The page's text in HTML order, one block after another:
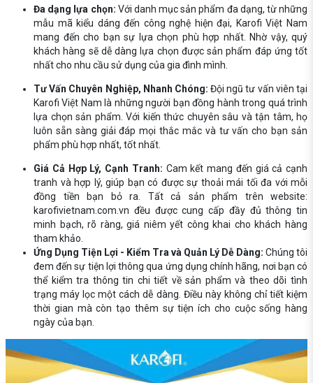
Đa dạng lựa chọn: Với danh mục sản phẩm đa dạng, từ những
mẫu mã kiểu dáng đến công nghệ hiện đại, Karofi Việt Nam
mang đến cho bạn sự lựa chọn phù hợp nhất. Nhờ vậy, quý
khách hàng sẽ dễ dàng lựa chọn được sản phẩm đáp ứng tốt
nhất cho nhu cầu sử dụng của gia đình mình.
Tư Vấn Chuyên Nghiệp, Nhanh Chóng: Đội ngũ tư vấn viên tại
Karofi Việt Nam là những người bạn đồng hành trong quá trình
lựa chọn sản phẩm. Với kiến thức chuyên sâu và tận tâm, họ
luôn sẵn sàng giải đáp mọi thắc mắc và tư vấn cho bạn sản
phẩm phù hợp nhất, tốt nhất.
Giá Cả Hợp Lý, Cạnh Tranh: Cam kết mang đến giá cả cạnh
tranh và hợp lý, giúp bạn có được sự thoải mái tối đa với mỗi
đồng tiền bạn bỏ ra. Tất cả sản phẩm trên website:
karofivietnam.com.vn đều được cung cấp đầy đủ thông tin
minh bạch, rõ ràng, giá niêm yết công khai cho khách hàng
tham khảo.
Ứng Dụng Tiện Lợi - Kiểm Tra và Quản Lý Dễ Dàng: Chúng tôi
đem đến sự tiện lợi thông qua ứng dụng chính hãng, nơi bạn có
thể kiểm tra thông tin chi tiết về sản phẩm và theo dõi tình
trạng máy lọc một cách dễ dàng. Điều này không chỉ tiết kiệm
thời gian mà còn tạo thêm sự tiện ích cho cuộc sống hàng
ngày của bạn.